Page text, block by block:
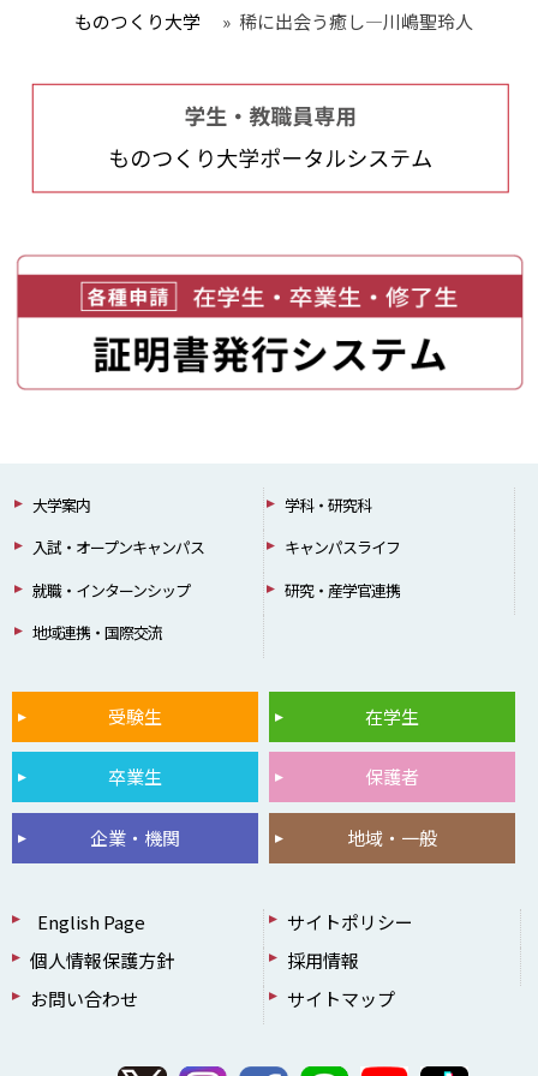
ものつくり大学 » 稀に出会う癒し—川嶋聖玲人
大学案内
学科・研究科
入試・オープンキャンパス
キャンパスライフ
就職・インターンシップ
研究・産学官連携
地域連携・国際交流
受験生 在学生
卒業生 保護者
企業・機関 地域・一般
English Page
サイトポリシー
個人情報保護方針
採用情報
お問い合わせ
サイトマップ